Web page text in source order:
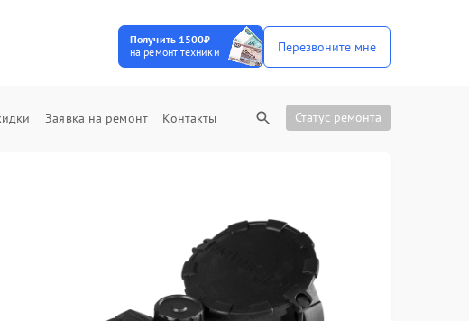
Получить 1500₽
на ремонт техники
Перезвоните мне
Заявка на ремонт Контакты Статус ремонта